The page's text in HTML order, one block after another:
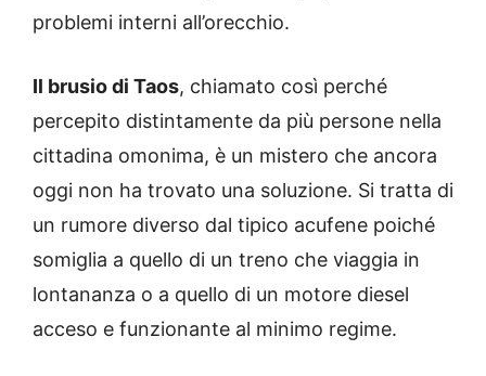
problemi interni all’orecchio.
Il brusio di Taos, chiamato così perché
percepito distintamente da più persone nella
cittadina omonima, è un mistero che ancora
oggi non ha trovato una soluzione. Si tratta di
un rumore diverso dal tipico acufene poiché
somiglia a quello di un treno che viaggia in
lontananza o a quello di un motore diesel
acceso e funzionante al minimo regime.